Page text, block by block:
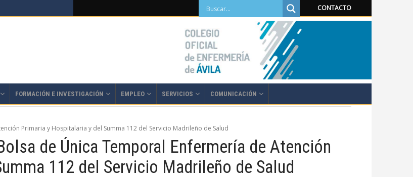
CONTACTO
FORMACIÓN E INVESTIGACIÓN EMPLEO SERVICIOS COMUNICACIÓN
Primaria y Hospitalaria y del Summa 112 del Servicio Madrileño de Salud
de Única Temporal Enfermería de Atención
112 del Servicio Madrileño de Salud